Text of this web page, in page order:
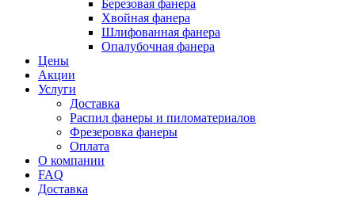
Березовая фанера
Хвойная фанера
Шлифованная фанера
Опалубочная фанера
Цены
Акции
Услуги
Доставка
Распил фанеры и пиломатериалов
Фрезеровка фанеры
Оплата
О компании
FAQ
Доставка